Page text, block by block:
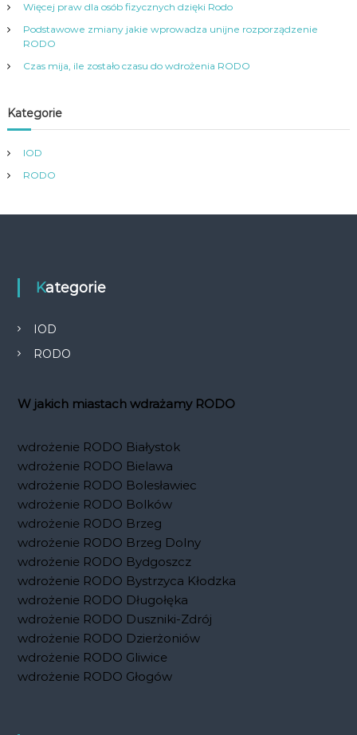
f
o
:
Więcej praw dla osób fizycznych dzięki Rodo
Podstawowe zmiany jakie wprowadza unijne rozporządzenie
RODO
Czas mija, ile zostało czasu do wdrożenia RODO
Kategorie
IOD
RODO
Kategorie
IOD
RODO
W jakich miastach wdrażamy RODO
wdrożenie RODO Białystok
wdrożenie RODO Bielawa
wdrożenie RODO Bolesławiec
wdrożenie RODO Bolków
wdrożenie RODO Brzeg
wdrożenie RODO Brzeg Dolny
wdrożenie RODO Bydgoszcz
wdrożenie RODO Bystrzyca Kłodzka
wdrożenie RODO Długołęka
wdrożenie RODO Duszniki-Zdrój
wdrożenie RODO Dzierżoniów
wdrożenie RODO Gliwice
wdrożenie RODO Głogów